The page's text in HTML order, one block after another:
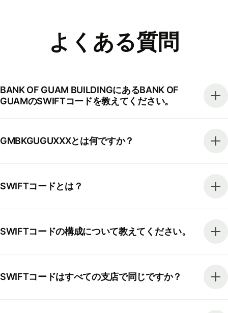
よくある質問
BANK OF GUAM BUILDINGにあるBANK OF
GUAMのSWIFTコードを教えてください。
GMBKGUGUXXXとは何ですか？
SWIFTコードとは？
SWIFTコードの構成について教えてください。
SWIFTコードはすべての支店で同じですか？